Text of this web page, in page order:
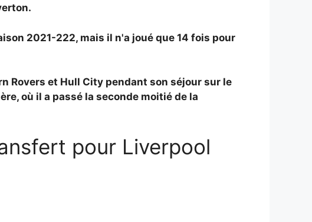
2021-222, mais il n'a joué que 14 fois pour
Rovers et Hull City pendant son séjour sur le
où il a passé la seconde moitié de la
pour Liverpool